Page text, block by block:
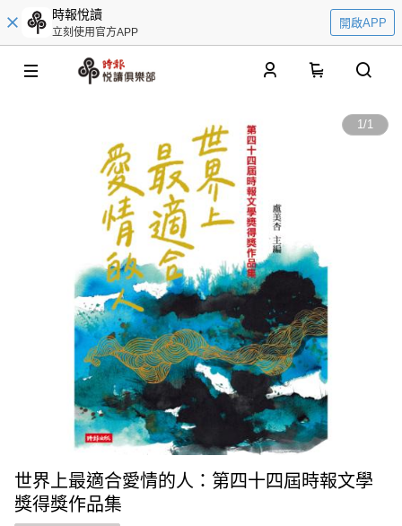
時報悅讀
立刻使用官方APP
開啟APP
1/1
世界上最適合愛情的人：第四十四屆時報文學
獎得獎作品集